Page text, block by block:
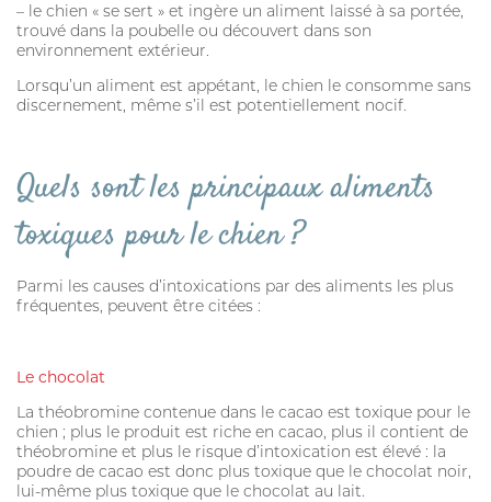
– le chien « se sert » et ingère un aliment laissé à sa portée,
trouvé dans la poubelle ou découvert dans son
environnement extérieur.
Lorsqu’un aliment est appétant, le chien le consomme sans
discernement, même s’il est potentiellement nocif.
Quels sont les principaux aliments
toxiques pour le chien ?
Parmi les causes d’intoxications par des aliments les plus
fréquentes, peuvent être citées :
Le chocolat
La théobromine contenue dans le cacao est toxique pour le
chien ; plus le produit est riche en cacao, plus il contient de
théobromine et plus le risque d’intoxication est élevé : la
poudre de cacao est donc plus toxique que le chocolat noir,
lui-même plus toxique que le chocolat au lait.